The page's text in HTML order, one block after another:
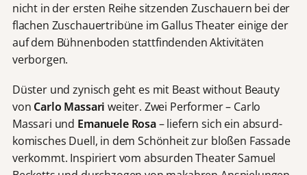
nicht in der ersten Reihe sitzenden Zuschauern bei der
flachen Zuschauertribüne im Gallus Theater einige der
auf dem Bühnenboden stattfindenden Aktivitäten
verborgen.
Düster und zynisch geht es mit Beast without Beauty
von Carlo Massari weiter. Zwei Performer – Carlo
Massari und Emanuele Rosa– liefern sich ein absurd-
komisches Duell, in dem Schönheit zur bloßen Fassade
verkommt. Inspiriert vom absurden Theater Samuel